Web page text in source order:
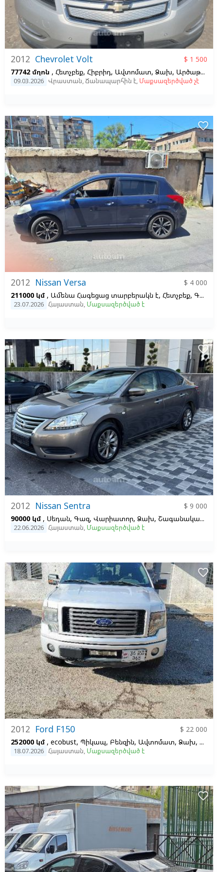
2012 Chevrolet Volt
$ 1 500
77742 մղոն , Հետչբեք, Հիբրիդ, Ավտոմատ, Ձախ, Արծաթագույն,
09.03.2026 Վրաստան,Ճանապարհին է, Մաքսազերծված չէ
2012 Nissan Versa
$ 4 000
211000 կմ , Ամենա Հագեցաց տարբերակն է, Հետչբեք, Գազ, Վարիատոր, Ձախ,
23.07.2026 Հայաստան, Մաքսազերծված է
favorite_border
2012 Nissan Sentra
$ 9 000
90000 կմ , Սեդան, Գազ, Վարիատոր, Ձախ, Շագանակագույն
22.06.2026 Հայաստան, Մաքսազերծված է
favorite_border
2012 Ford F150
$ 22 000
252000 կմ , ecobust, Պիկապ, Բենզին, Ավտոմատ, Ձախ,
18.07.2026 Հայաստան, Մաքսազերծված է
favorite_border
favorite_border